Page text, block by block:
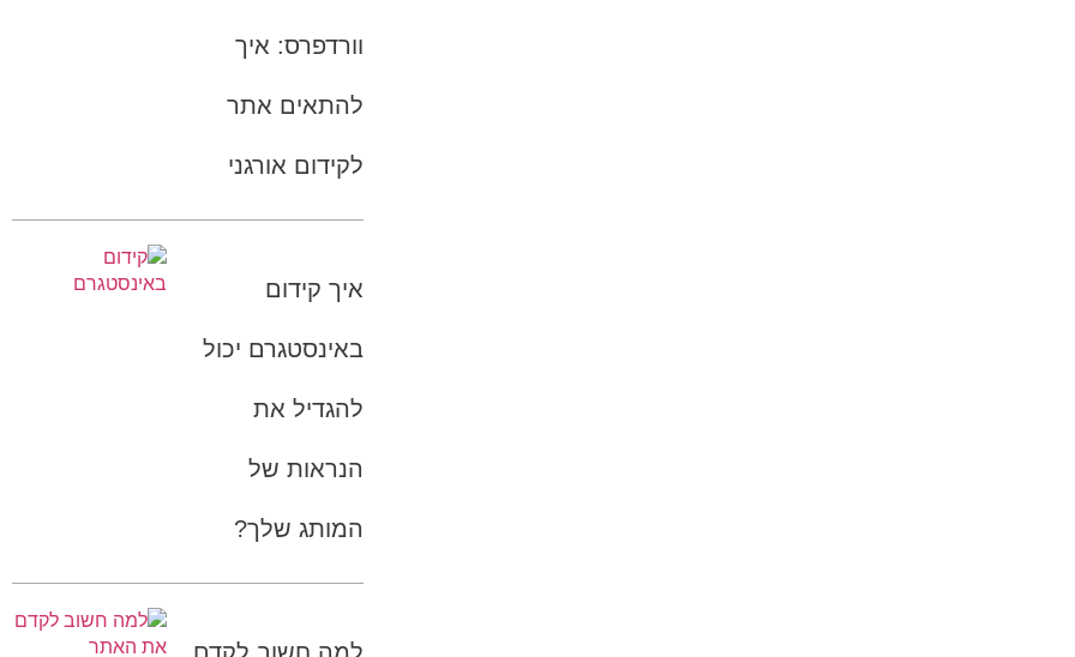
וורדפרס: איך
להתאים אתר
לקידום אורגני
איך קידום
באינסטגרם יכול
להגדיל את
הנראות של
המותג שלך?